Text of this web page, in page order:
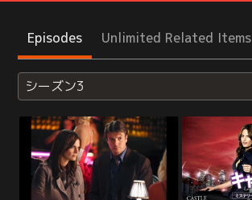
Episodes Unlimited Related Items
シーズン3